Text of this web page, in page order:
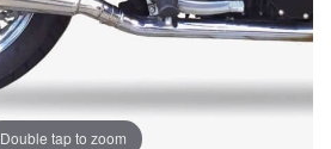
Double tap to zoom